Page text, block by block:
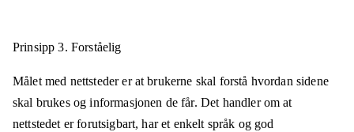
Prinsipp 3. Forståelig
Målet med nettsteder er at brukerne skal forstå hvordan sidene
skal brukes og informasjonen de får. Det handler om at
nettstedet er forutsigbart, har et enkelt språk og god